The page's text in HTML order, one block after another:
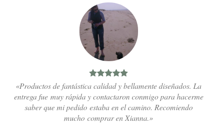
«Productos de fantástica calidad y bellamente diseñados. La
entrega fue muy rápida y contactaron conmigo para hacerme
saber que mi pedido estaba en el camino. Recomiendo
mucho comprar en Xianna.»